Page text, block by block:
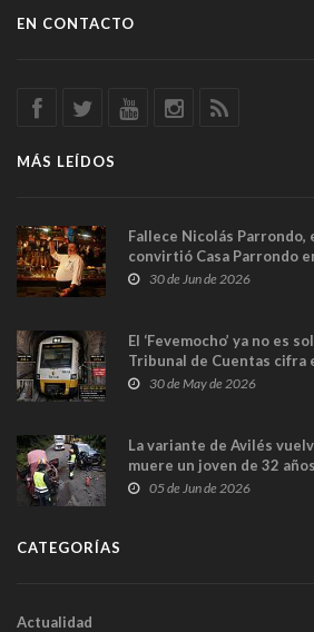
EN CONTACTO
MÁS LEÍDOS
Fallece Nicolás Parrondo,
convirtió Casa Parrondo
en Madrid
30 de Jun de 2026
El ‘Fevemocho’ ya no es
Tribunal de Cuentas cifra
sobrecoste de los trenes
30 de May de 2026
La variante de Avilés
muere un joven de 32
frontal
05 de Jun de 2026
CATEGORÍAS
Actualidad